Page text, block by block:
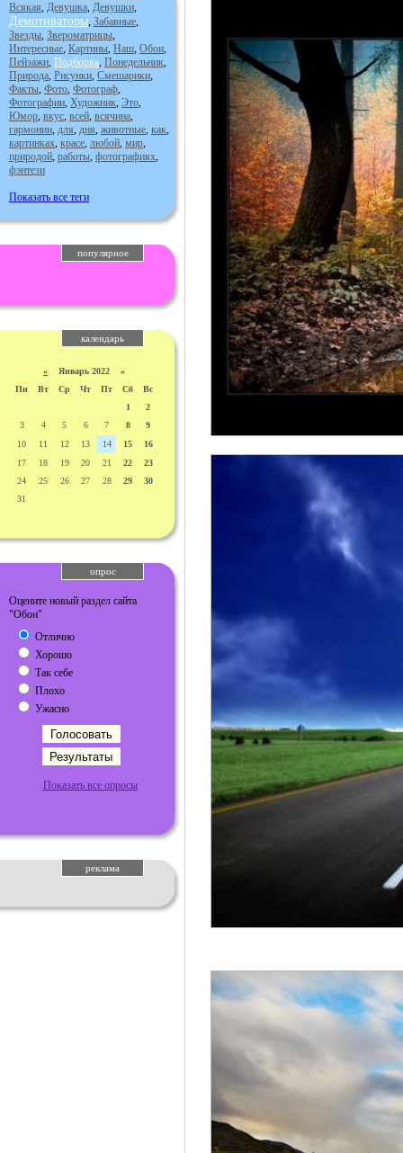
Всякая, Девушка, Девушки,
Демотиваторы, Забавные,
Звезды, Звероматрицы,
Интересные, Картины, Наш, Обои,
Пейзажи, Подборка, Понедельник,
Природа, Рисунки, Смешарики,
Факты, Фото, Фотограф,
Фотографии, Художник, Это,
Юмор, вкус, всей, всячина,
гармонии, для, дня, животные, как,
картинках, красе, любой, мир,
природой, работы, фотографиях,
фэнтези
Показать все теги
популярное
календарь
« Январь 2022 »
Пн
Вт Ср Чт Пт Сб
Вс
1
2
3
4 5 6 7 8
9
10
11 12 13 14 15
16
17
18 19 20 21 22
23
24
25 26 27 28 29
30
31
опрос
Оцените новый раздел сайта
"Обои"
Отлично
Хорошо
Так себе
Плохо
Ужасно
Показать все опросы
реклама